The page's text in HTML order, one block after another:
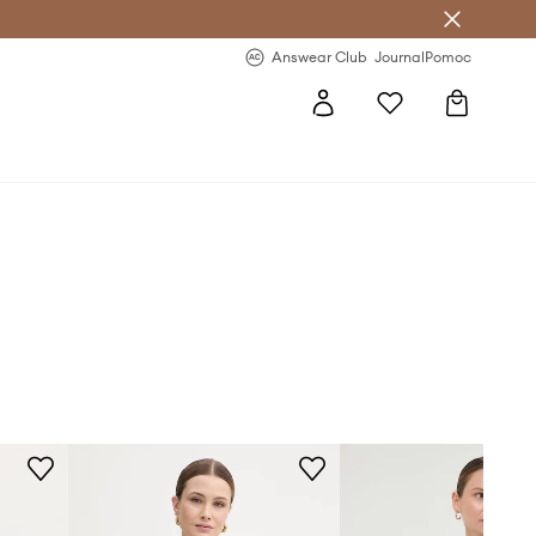
Answear Club JournalPomoc